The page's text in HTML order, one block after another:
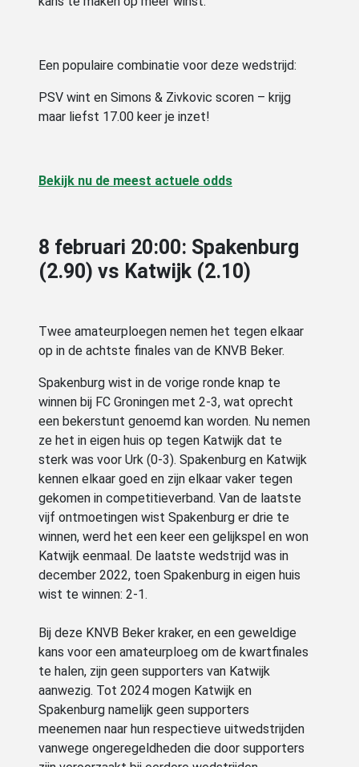
Een populaire combinatie voor deze wedstrijd:
PSV wint en Simons & Zivkovic scoren – krijg
maar liefst 17.00 keer je inzet!
Bekijk nu de meest actuele odds
8 februari 20:00: Spakenburg
(2.90) vs Katwijk (2.10)
Twee amateurploegen nemen het tegen elkaar
op in de achtste finales van de KNVB Beker.
Spakenburg wist in de vorige ronde knap te
winnen bij FC Groningen met 2-3, wat oprecht
een bekerstunt genoemd kan worden. Nu nemen
ze het in eigen huis op tegen Katwijk dat te
sterk was voor Urk (0-3). Spakenburg en Katwijk
kennen elkaar goed en zijn elkaar vaker tegen
gekomen in competitieverband. Van de laatste
vijf ontmoetingen wist Spakenburg er drie te
winnen, werd het een keer een gelijkspel en won
Katwijk eenmaal. De laatste wedstrijd was in
december 2022, toen Spakenburg in eigen huis
wist te winnen: 2-1.
Bij deze KNVB Beker kraker, en een geweldige
kans voor een amateurploeg om de kwartfinales
te halen, zijn geen supporters van Katwijk
aanwezig. Tot 2024 mogen Katwijk en
Spakenburg namelijk geen supporters
meenemen naar hun respectieve uitwedstrijden
vanwege ongeregeldheden die door supporters